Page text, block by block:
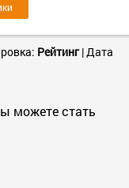
Рейтинг|Дата
можете стать